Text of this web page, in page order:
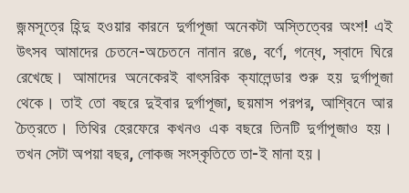
জন্মসূত্রে হিন্দু হওয়ার কারনে দুর্গাপূজা অনেকটা অস্তিত্বের অংশ! এই
উৎসব আমাদের চেতনে-অচেতনে নানান রঙে, বর্ণে, গন্ধে, স্বাদে ঘিরে
রেখেছে। আমাদের অনেকেরই বাৎসরিক ক্যালেন্ডার শুরু হয় দুর্গাপূজা
থেকে। তাই তো বছরে দুইবার দুর্গাপূজা, ছয়মাস পরপর, আশ্বিনে আর
চৈত্রতে। তিথির হেরফেরে কখনও এক বছরে তিনটি দুর্গাপূজাও হয়।
তখন সেটা অপয়া বছর, লোকজ সংস্কৃতিতে তা-ই মানা হয়।